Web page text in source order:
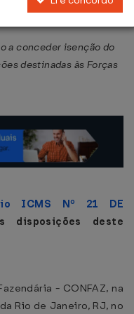
a conceder isenção do
destinadas às Forças
ICMS Nº 21 DE
disposições deste
- CONFAZ, na
Rio de Janeiro, RJ, no